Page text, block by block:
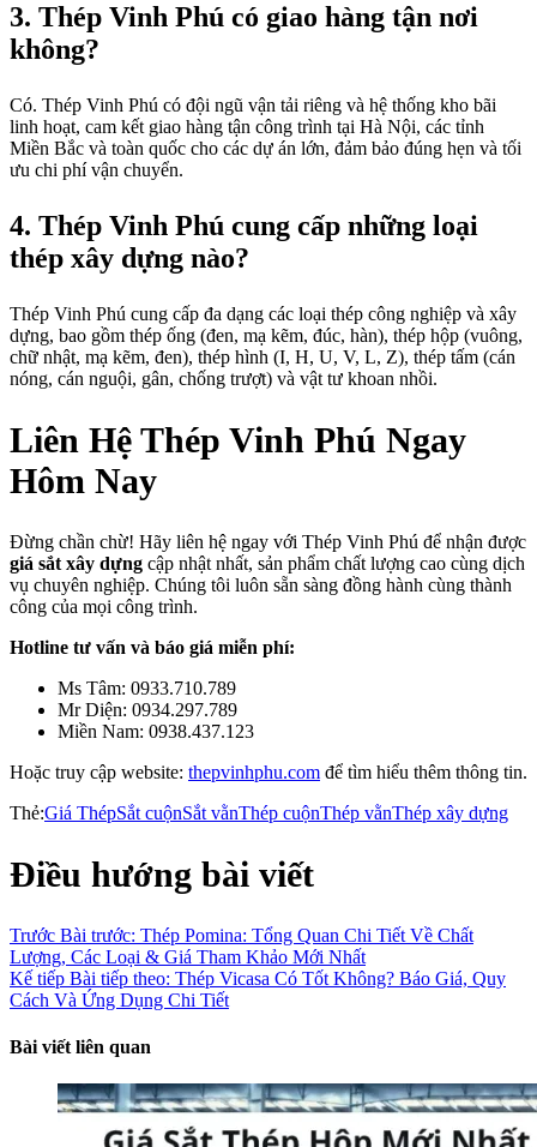
3. Thép Vinh Phú có giao hàng tận nơi
không?
Có. Thép Vinh Phú có đội ngũ vận tải riêng và hệ thống kho bãi
linh hoạt, cam kết giao hàng tận công trình tại Hà Nội, các tỉnh
Miền Bắc và toàn quốc cho các dự án lớn, đảm bảo đúng hẹn và tối
ưu chi phí vận chuyển.
4. Thép Vinh Phú cung cấp những loại
thép xây dựng nào?
Thép Vinh Phú cung cấp đa dạng các loại thép công nghiệp và xây
dựng, bao gồm thép ống (đen, mạ kẽm, đúc, hàn), thép hộp (vuông,
chữ nhật, mạ kẽm, đen), thép hình (I, H, U, V, L, Z), thép tấm (cán
nóng, cán nguội, gân, chống trượt) và vật tư khoan nhồi.
Liên Hệ Thép Vinh Phú Ngay
Hôm Nay
Đừng chần chừ! Hãy liên hệ ngay với Thép Vinh Phú để nhận được
giá sắt xây dựng cập nhật nhất, sản phẩm chất lượng cao cùng dịch
vụ chuyên nghiệp. Chúng tôi luôn sẵn sàng đồng hành cùng thành
công của mọi công trình.
Hotline tư vấn và báo giá miễn phí:
Ms Tâm: 0933.710.789
Mr Diện: 0934.297.789
Miền Nam: 0938.437.123
Hoặc truy cập website: thepvinhphu.com để tìm hiểu thêm thông tin.
Thẻ:Giá ThépSắt cuộnSắt vằnThép cuộnThép vằnThép xây dựng
Điều hướng bài viết
Trước Bài trước: Thép Pomina: Tổng Quan Chi Tiết Về Chất
Lượng, Các Loại & Giá Tham Khảo Mới Nhất
Kế tiếp Bài tiếp theo: Thép Vicasa Có Tốt Không? Báo Giá, Quy
Cách Và Ứng Dụng Chi Tiết
Bài viết liên quan